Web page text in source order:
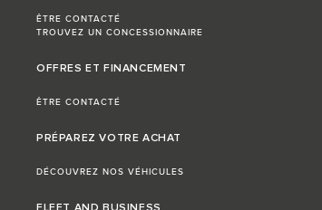
ÊTRE CONTACTÉ
TROUVEZ UN CONCESSIONNAIRE
OFFRES ET FINANCEMENT
ÊTRE CONTACTÉ
PRÉPAREZ VOTRE ACHAT
DÉCOUVREZ NOS VÉHICULES